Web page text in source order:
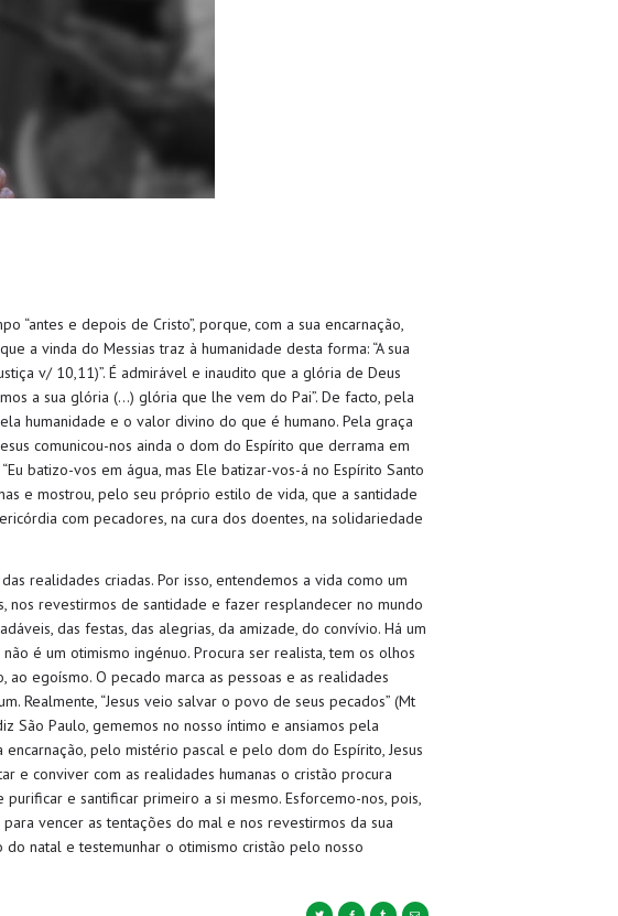
“antes e depois de Cristo”, porque, com a sua encarnação,
a vinda do Messias traz à humanidade desta forma: “A sua
v/ 10,11)”. É admirável e inaudito que a glória de Deus
a sua glória (…) glória que lhe vem do Pai”. De facto, pela
humanidade e o valor divino do que é humano. Pela graça
comunicou-nos ainda o dom do Espírito que derrama em
batizo-vos em água, mas Ele batizar-vos-á no Espírito Santo
e mostrou, pelo seu próprio estilo de vida, que a santidade
com pecadores, na cura dos doentes, na solidariedade
realidades criadas. Por isso, entendemos a vida como um
nos revestirmos de santidade e fazer resplandecer no mundo
das festas, das alegrias, da amizade, do convívio. Há um
é um otimismo ingénuo. Procura ser realista, tem os olhos
egoísmo. O pecado marca as pessoas e as realidades
Realmente, “Jesus veio salvar o povo de seus pecados” (Mt
São Paulo, gememos no nosso íntimo e ansiamos pela
pelo mistério pascal e pelo dom do Espírito, Jesus
e conviver com as realidades humanas o cristão procura
e santificar primeiro a si mesmo. Esforcemo-nos, pois,
vencer as tentações do mal e nos revestirmos da sua
natal e testemunhar o otimismo cristão pelo nosso